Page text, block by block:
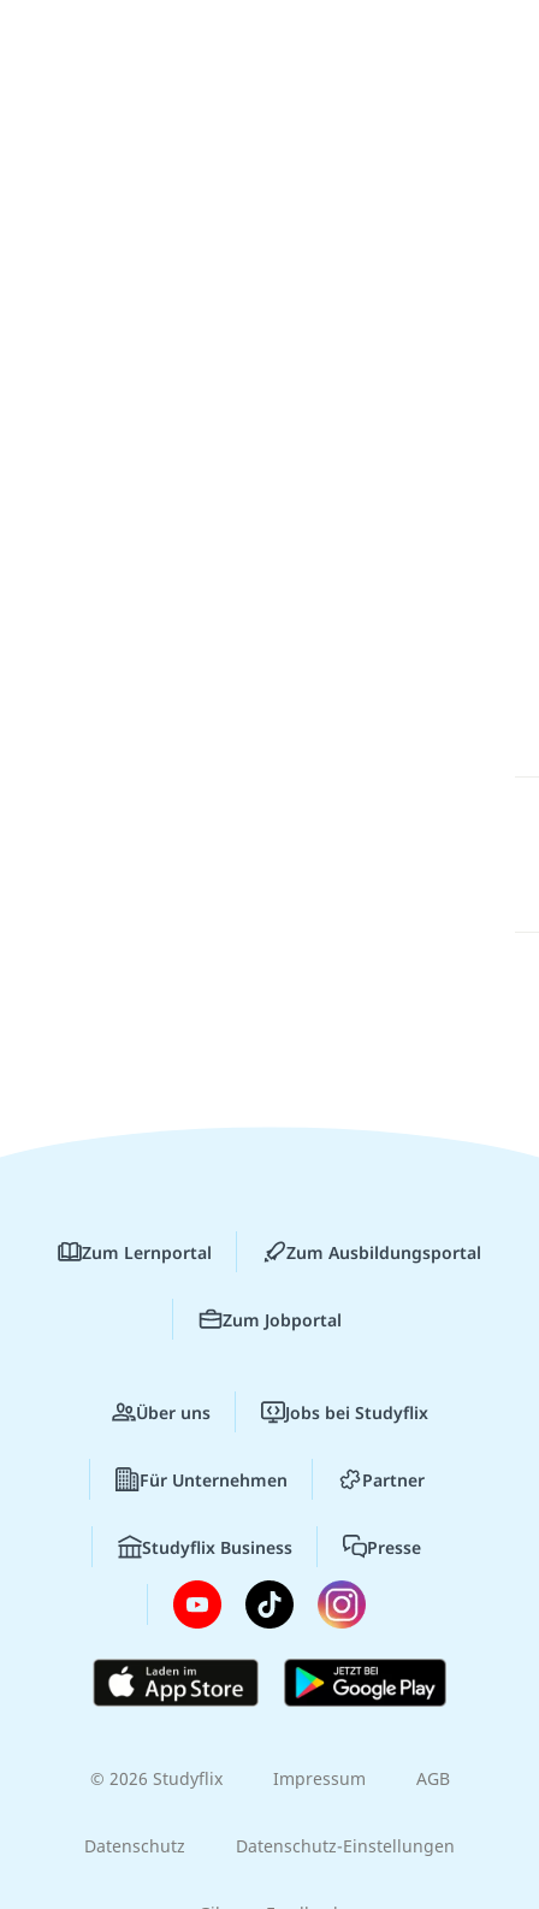
Zum Lernportal Zum Ausbildungsportal
Zum Jobportal
Über uns Jobs bei Studyflix
Für Unternehmen Partner
Studyflix Business Presse
© 2026 Studyflix Impressum AGB
Datenschutz Datenschutz-Einstellungen